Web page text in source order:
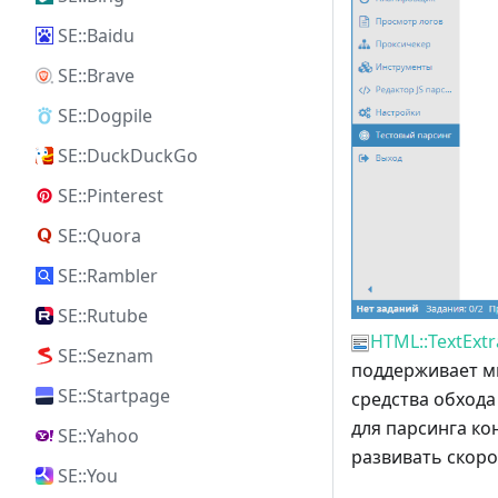
SE::Baidu
SE::Brave
SE::Dogpile
SE::DuckDuckGo
SE::Pinterest
SE::Quora
SE::Rambler
SE::Rutube
SE::Seznam
SE::Startpage
SE::Yahoo
SE::You
поддерживает
средства
для парсинга
развивать